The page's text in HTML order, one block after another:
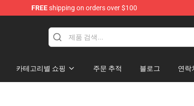
FREEshipping on orders over $100
카테고리별 쇼핑 주문 추적 블로그 연락